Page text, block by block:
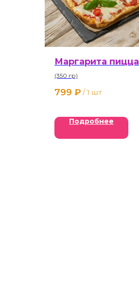
Маргарита пицца
(350 гр)
799 ₽ / 1 шт
Подробнее